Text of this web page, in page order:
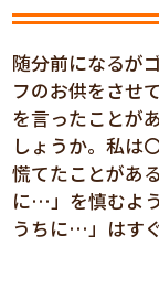
随分前になるが
フのお供をさせ
を言ったことが
しょうか。私は
慌てたことがあ
に…」を慎むよ
うちに…」はすぐ